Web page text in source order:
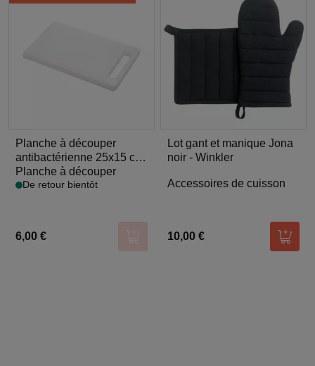
Planche à découper
antibactérienne 25x15 cm
- Alice Délice
Planche à découper
De retour bientôt
6,00 € Ajouter au panier
Lot gant et manique Jona
noir - Winkler
Accessoires de cuisson
10,00 €